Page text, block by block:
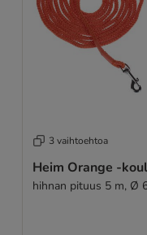
3 vaihtoehtoa
Heim Orange -
hihnan pituus 5 m, Ø